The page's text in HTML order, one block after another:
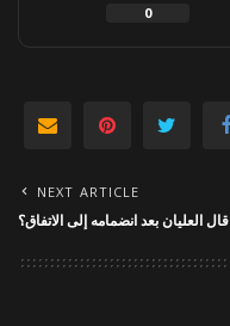
0
NEXT ARTICLE
العليان بعد انضمامه إلى الاتفاق؟